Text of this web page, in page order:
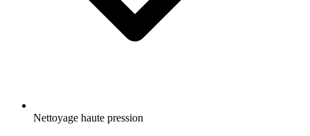
Nettoyage haute pression